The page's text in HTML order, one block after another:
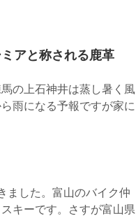
ミアと称される鹿革
の上石神井は蒸し暑く風
雨になる予報ですが家に
ました。富山のバイク仲
キーです。さすが富山県